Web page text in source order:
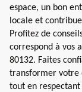
espace, un bon
locale et
Profitez de
correspond à vos
80132. Faites
transformer votre
tout en